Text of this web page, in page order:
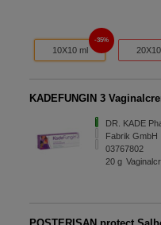
10X10 ml
35%
KADEFUNGIN 3
DR. KADE
Fabrik GmbH
03767802
20g